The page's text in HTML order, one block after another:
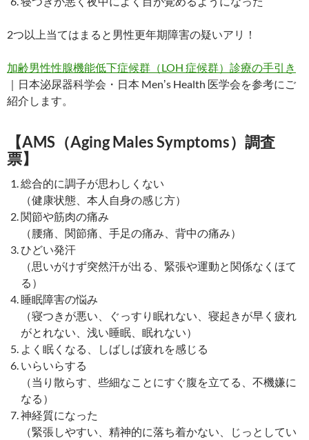
2つ以上当てはまると男性更年期障害の疑いアリ！
加齢男性性腺機能低下症候群（LOH 症候群）診療の手引き
｜日本泌尿器科学会・日本 Menʼs Health 医学会を参考にご
紹介します。
【AMS（Aging Males Symptoms）調査
票】
総合的に調子が思わしくない
（健康状態、本人自身の感じ方）
関節や筋肉の痛み
（腰痛、関節痛、手足の痛み、背中の痛み）
ひどい発汗
（思いがけず突然汗が出る、緊張や運動と関係なくほて
る）
睡眠障害の悩み
（寝つきが悪い、ぐっすり眠れない、寝起きが早く疲れ
がとれない、浅い睡眠、眠れない）
よく眠くなる、しばしば疲れを感じる
いらいらする
（当り散らす、些細なことにすぐ腹を立てる、不機嫌に
なる）
神経質になった
（緊張しやすい、精神的に落ち着かない、じっとしてい